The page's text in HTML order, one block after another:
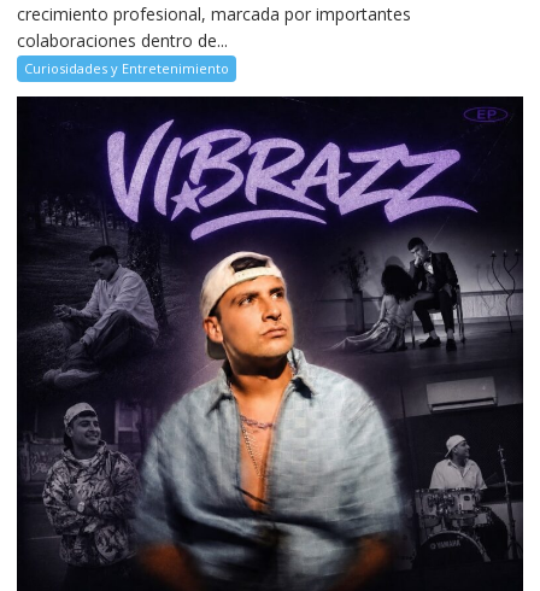
crecimiento profesional, marcada por importantes
colaboraciones dentro de...
Curiosidades y Entretenimiento